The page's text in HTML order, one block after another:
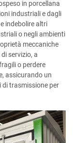
in porcellana
industriali e dagli
indebolire altri
o negli ambienti
meccaniche
servizio, a
o perdere
assicurando un
trasmissione per